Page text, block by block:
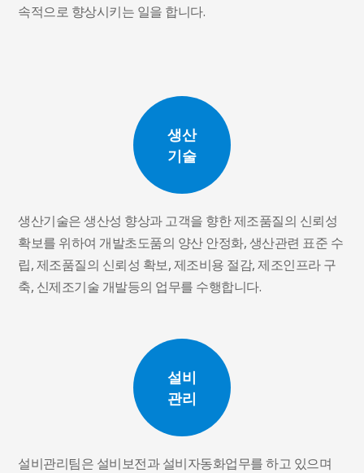
속적으로 향상시키는 일을 합니다.
생산
기술
생산기술은 생산성 향상과 고객을 향한 제조품질의 신뢰성
확보를 위하여 개발초도품의 양산 안정화, 생산관련 표준 수
립, 제조품질의 신뢰성 확보, 제조비용 절감, 제조인프라 구
축, 신제조기술 개발등의 업무를 수행합니다.
설비
관리
설비관리팀은 설비보전과 설비자동화업무를 하고 있으며